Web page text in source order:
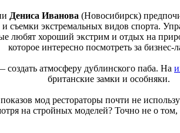
Дениса Иванова (Новосибирск)
съемки экстремальных видов спорта.
любят хороший экстрим и отдых на
которое интересно посмотреть за бизнес-
атмосферу дублинского паба. На
британские замки и особняки.
мод рестораторы почти не
на стройных моделей? Точно не о том,